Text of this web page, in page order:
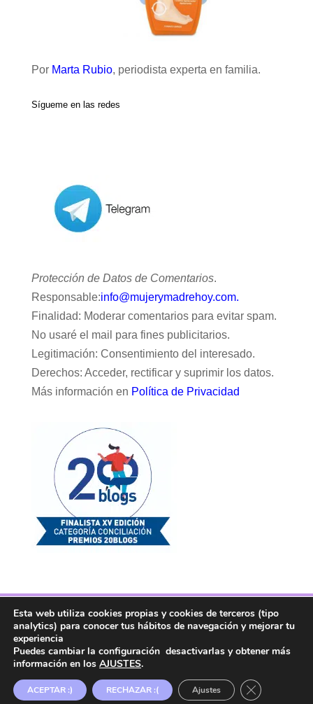
Por Marta Rubio, periodista experta en familia.
Sígueme en las redes
Protección de Datos de Comentarios.
Responsable:info@mujerymadrehoy.com.
Finalidad: Moderar comentarios para evitar spam.
No usaré el mail para fines publicitarios.
Legitimación: Consentimiento del interesado.
Derechos: Acceder, rectificar y suprimir los datos.
Más información en Política de Privacidad
Facebook Twitter Telegram
RSS
Instagram
Linkedin
marca registrada en la OEPM.
Esta web utiliza cookies propias y cookies de terceros (tipo
analytics) para conocer tus hábitos de navegación y mejorar tu
experiencia
Puedes cambiar la configuración desactivarlas y obtener más
información en los AJUSTES.
ACEPTAR :) RECHAZAR :( Ajustes Cerrar el